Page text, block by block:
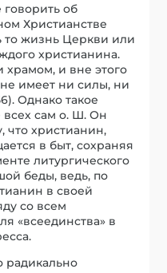
говорить об
Христианстве
то жизнь Церкви или
христианина.
храмом, и вне этого
имеет ни силы, ни
Однако такое
сам о. Ш. Он
что христианин,
в быт, сохраняя
литургического
беды, ведь, по
в своей
со всем
«всеединства» в
радикально